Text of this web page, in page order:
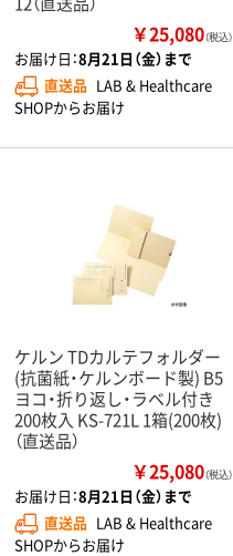
￥25,080（税込）
お届け日：8月21日（金）まで
直送品 LAB & Healthcare
SHOPからお届け
ケルン TDカルテフォルダー
(抗菌紙・ケルンボード製) B5
ヨコ・折り返し・ラベル付き
200枚入 KS-721L 1箱(200枚)
（直送品）
￥25,080（税込）
お届け日：8月21日（金）まで
直送品 LAB & Healthcare
SHOPからお届け